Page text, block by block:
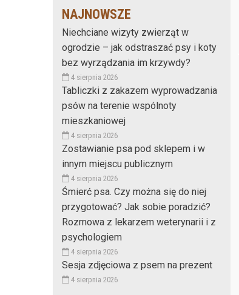
NAJNOWSZE
Niechciane wizyty zwierząt w
ogrodzie – jak odstraszać psy i koty
bez wyrządzania im krzywdy?
4 sierpnia 2026
Tabliczki z zakazem wyprowadzania
psów na terenie wspólnoty
mieszkaniowej
4 sierpnia 2026
Zostawianie psa pod sklepem i w
innym miejscu publicznym
4 sierpnia 2026
Śmierć psa. Czy można się do niej
przygotować? Jak sobie poradzić?
Rozmowa z lekarzem weterynarii i z
psychologiem
4 sierpnia 2026
Sesja zdjęciowa z psem na prezent
4 sierpnia 2026